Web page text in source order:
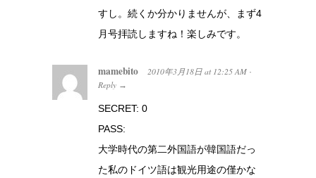
すし。続くか分かりませんが、まず4
月号拝読しますね！楽しみです。
mamebito 2010年3月18日 at 12:25 AM ·
Reply →
SECRET: 0
PASS:
大学時代の第二外国語が韓国語だっ
た私のドイツ語は観光用途の僅かな